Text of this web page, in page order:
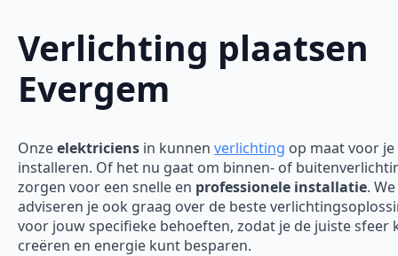
Verlichting plaatsen
Evergem
Onzeelektriciens in kunnen verlichting op maat voor je
installeren. Of het nu gaat om binnen- of
zorgen voor een snelle en professionele installatie. We
adviseren je ook graag over de beste
voor jouw specifieke behoeften, zodat je de juiste sfeer
creëren en energie kunt besparen.